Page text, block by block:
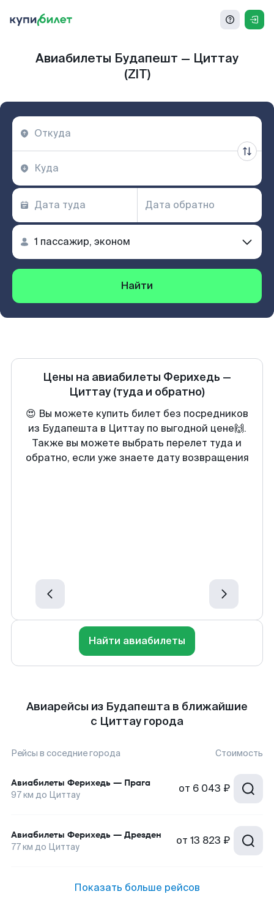
Авиабилеты Будапешт — Циттау
(ZIT)
Найти
Цены на авиабилеты Ферихедь —
Циттау (туда и обратно)
😍 Вы можете купить билет без посредников
из Будапешта в Циттау по выгодной цене🙌.
Также вы можете выбрать перелет туда и
обратно, если уже знаете дату возвращения
Найти авиабилеты
Авиарейсы из Будапешта в ближайшие
с Циттау города
Рейсы в соседние города Стоимость
Авиабилеты Ферихедь — Прага
97км до Циттау от 6 043 ₽
Авиабилеты Ферихедь — Дрезден
77км до Циттау от 13 823 ₽
Показать больше рейсов